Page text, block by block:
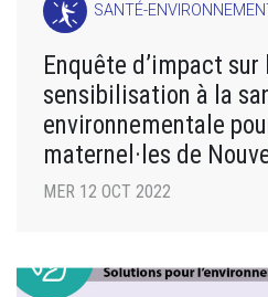
SANTÉ-
Enquête d’impact
sensibilisation à la
environnementale
maternel·les de
MER 12 OCT 2022